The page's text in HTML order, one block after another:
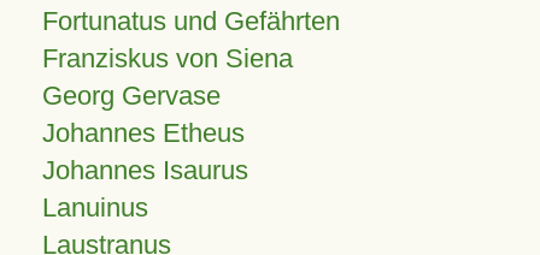
Fortunatus und Gefährten
Franziskus von Siena
Georg Gervase
Johannes Etheus
Johannes Isaurus
Lanuinus
Laustranus